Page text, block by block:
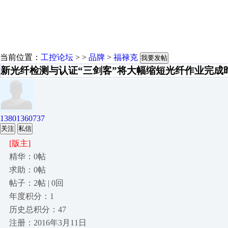
当前位置： 工控论坛 > > 品牌 > 福禄克 我要发帖
新光纤检测与认证“三剑客”将大幅缩短光纤作业完成
13801360737
关注 私信
[版主]
精华：0帖
求助：0帖
帖子：2帖 | 0回
年度积分：1
历史总积分：47
注册：2016年3月11日